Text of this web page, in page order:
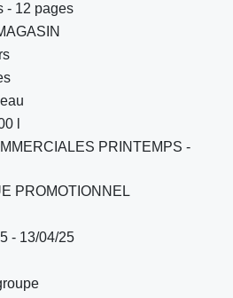
- 12 pages
l
PRINTEMPS -
PROMOTIONNEL
- 13/04/25